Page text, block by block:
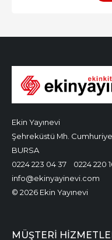
Ekin Yayınevi
Şehreküstü Mh.
BURSA
0224 223 04 37
0224 220
info@ekinyayinevi.com
© 2026 Ekin Yayınevi
MÜŞTERI